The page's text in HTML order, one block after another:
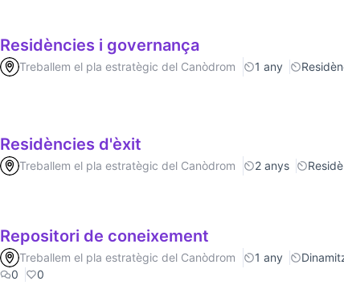
Residències i governança
Treballem el pla estratègic del Canòdrom 1 any
Residències d'èxit
Treballem el pla estratègic del Canòdrom 2 anys
Repositori de coneixement
Treballem el pla estratègic del Canòdrom 1 any
0
0